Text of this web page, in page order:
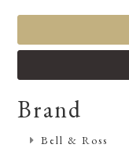
Brand
Bell & Ross